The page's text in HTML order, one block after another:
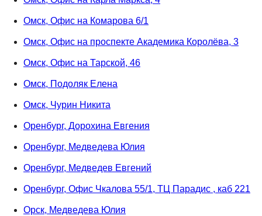
Омск, Офис на Комарова 6/1
Омск, Офис на проспекте Академика Королёва, 3
Омск, Офис на Тарской, 46
Омск, Подоляк Елена
Омск, Чурин Никита
Оренбург, Дорохина Евгения
Оренбург, Медведева Юлия
Оренбург, Медведев Евгений
Оренбург, Офис Чкалова 55/1, ТЦ Парадис , каб 221
Орск, Медведева Юлия